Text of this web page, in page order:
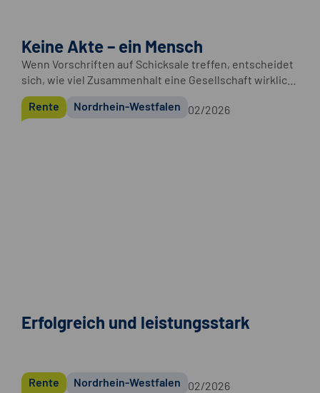
Keine Akte – ein Mensch
Wenn Vorschriften auf Schicksale treffen, entscheidet
sich, wie viel Zusammenhalt eine Gesellschaft wirklich
hat. Irmgard Bobrzik arbeitet seit mehr als 45 Jahren an
genau dieser Nahtstelle zwischen Akten und Leben, als
Versichertenälteste ehrenamtlich und mit großer
Rente Nordrhein-Westfalen 02/2026
Erfolgreich und leistungsstark
Rente Nordrhein-Westfalen 02/2026